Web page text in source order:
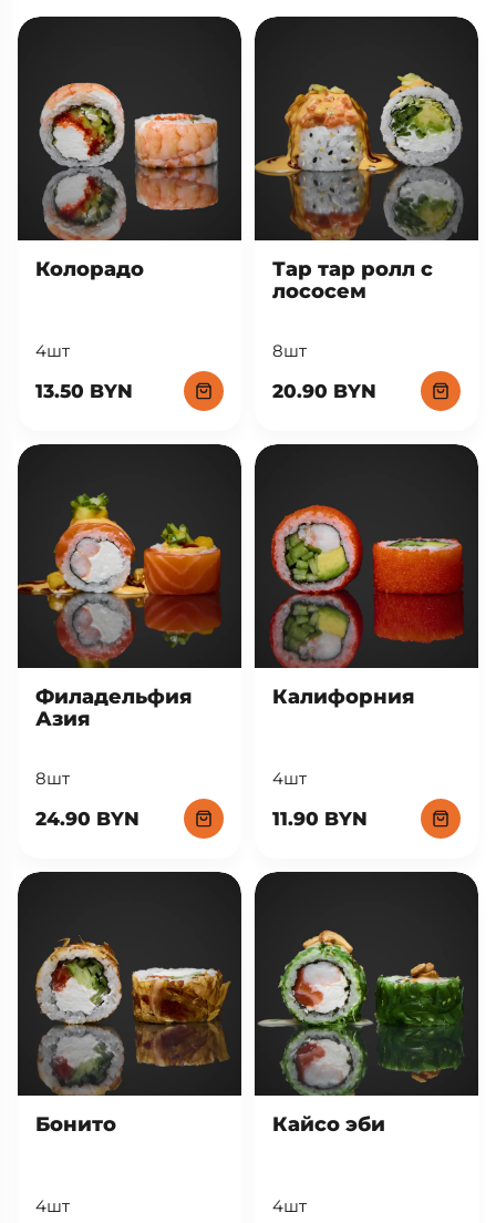
Колорадо
4шт
13.50 BYN
Тар тар ролл с
лососем
8шт
20.90 BYN
Филадельфия
Азия
8шт
24.90 BYN
Калифорния
4шт
11.90 BYN
Бонито
4шт
Кайсо эби
4шт